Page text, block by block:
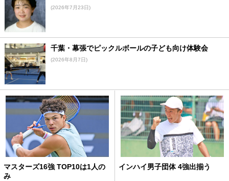
(2026年7月23日)
千葉・幕張でピックルボールの子ども向け体験会
(2026年8月7日)
マスターズ16強 TOP10は1人の
み
インハイ男子団体 4強出揃う